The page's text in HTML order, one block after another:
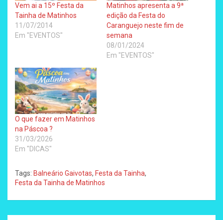
Vem ai a 15º Festa da
Tainha de Matinhos
11/07/2014
Em "EVENTOS"
Matinhos apresenta a 9ª
edição da Festa do
Caranguejo neste fim de
semana
08/01/2024
Em "EVENTOS"
O que fazer em Matinhos
na Páscoa ?
31/03/2026
Em "DICAS"
Tags: Balneário Gaivotas, Festa da Tainha,
Festa da Tainha de Matinhos